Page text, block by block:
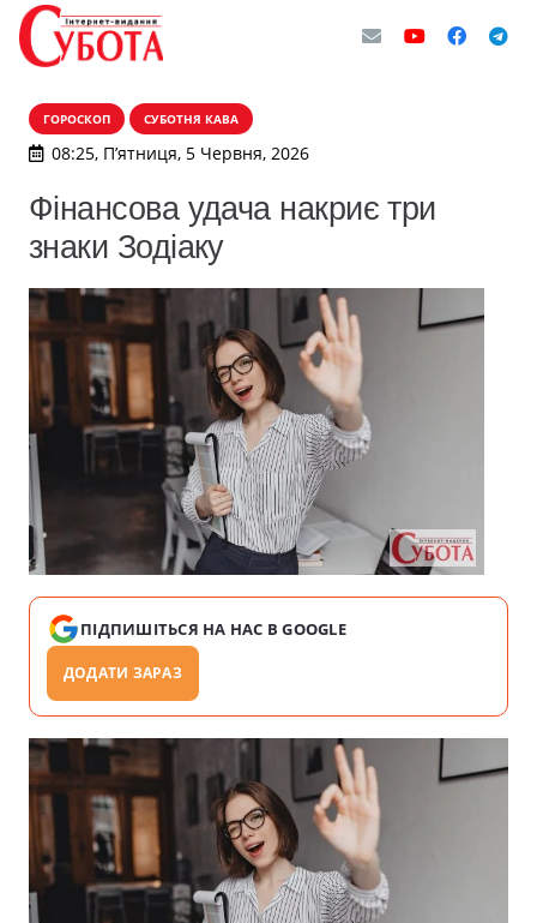
ГОРОСКОП СУБОТНЯ КАВА
08:25, П’ятниця, 5 Червня, 2026
Фінансова удача накриє три
знаки Зодіаку
ПІДПИШІТЬСЯ НА НАС В GOOGLE
ДОДАТИ ЗАРАЗ